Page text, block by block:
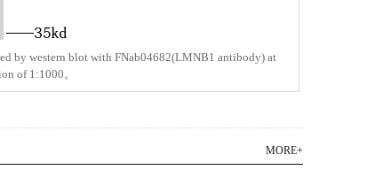
by western blot with FNab04682(LMNB1 antibody) at
of 1:1000。
MORE+